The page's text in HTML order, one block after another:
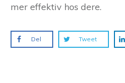
mer effektiv hos dere.
Del Tweet